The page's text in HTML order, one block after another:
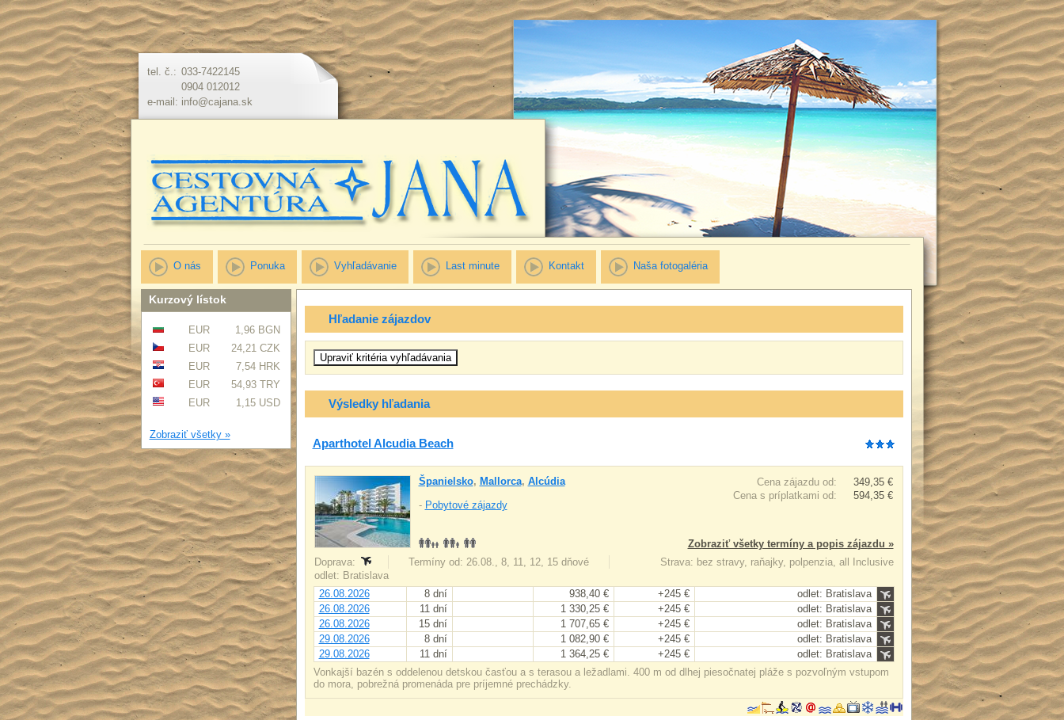
tel. č.: 033-7422145
0904 012012
e-mail: info@cajana.sk
O nás Ponuka Vyhľadávanie Last minute Kontakt Naša fotogaléria
Kurzový lístok
EUR
1,96 BGN
EUR
24,21 CZK
EUR
7,54 HRK
EUR
54,93 TRY
EUR
1,15 USD
Zobraziť všetky »
Hľadanie zájazdov
Výsledky hľadania
Aparthotel Alcudia Beach
Cena zájazdu od:
349,35 €
Cena s príplatkami od:
594,35 €
Španielsko, Mallorca, Alcúdia
- Pobytové zájazdy
Zobraziť všetky termíny a popis zájazdu »
Doprava:
Termíny od: 26.08., 8, 11, 12, 15 dňové
Strava: bez stravy, raňajky, polpenzia, all Inclusive
odlet: Bratislava
26.08.2026
8 dní 938,40 € +245 €
odlet: Bratislava
26.08.2026
11 dní 1 330,25 € +245 €
odlet: Bratislava
26.08.2026
15 dní 1 707,65 € +245 €
odlet: Bratislava
29.08.2026
8 dní 1 082,90 € +245 €
odlet: Bratislava
29.08.2026
11 dní 1 364,25 € +245 €
odlet: Bratislava
Vonkajší bazén s oddelenou detskou časťou a s terasou a ležadlami. 400 m od dlhej piesočnatej pláže s pozvoľným vstupom
do mora, pobrežná promenáda pre príjemné prechádzky.